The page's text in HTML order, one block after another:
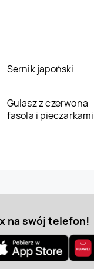
Sernik japoński
Gulasz z czerwona
fasola i pieczarkami
na swój telefon!